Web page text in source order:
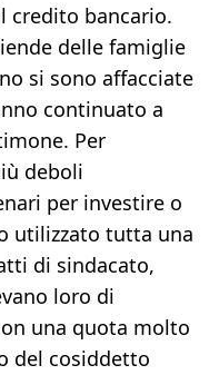
credito bancario.
delle famiglie
si sono affacciate
continuato a
Per
deboli
per investire o
utilizzato tutta una
di sindacato,
loro di
una quota molto
del cosiddetto